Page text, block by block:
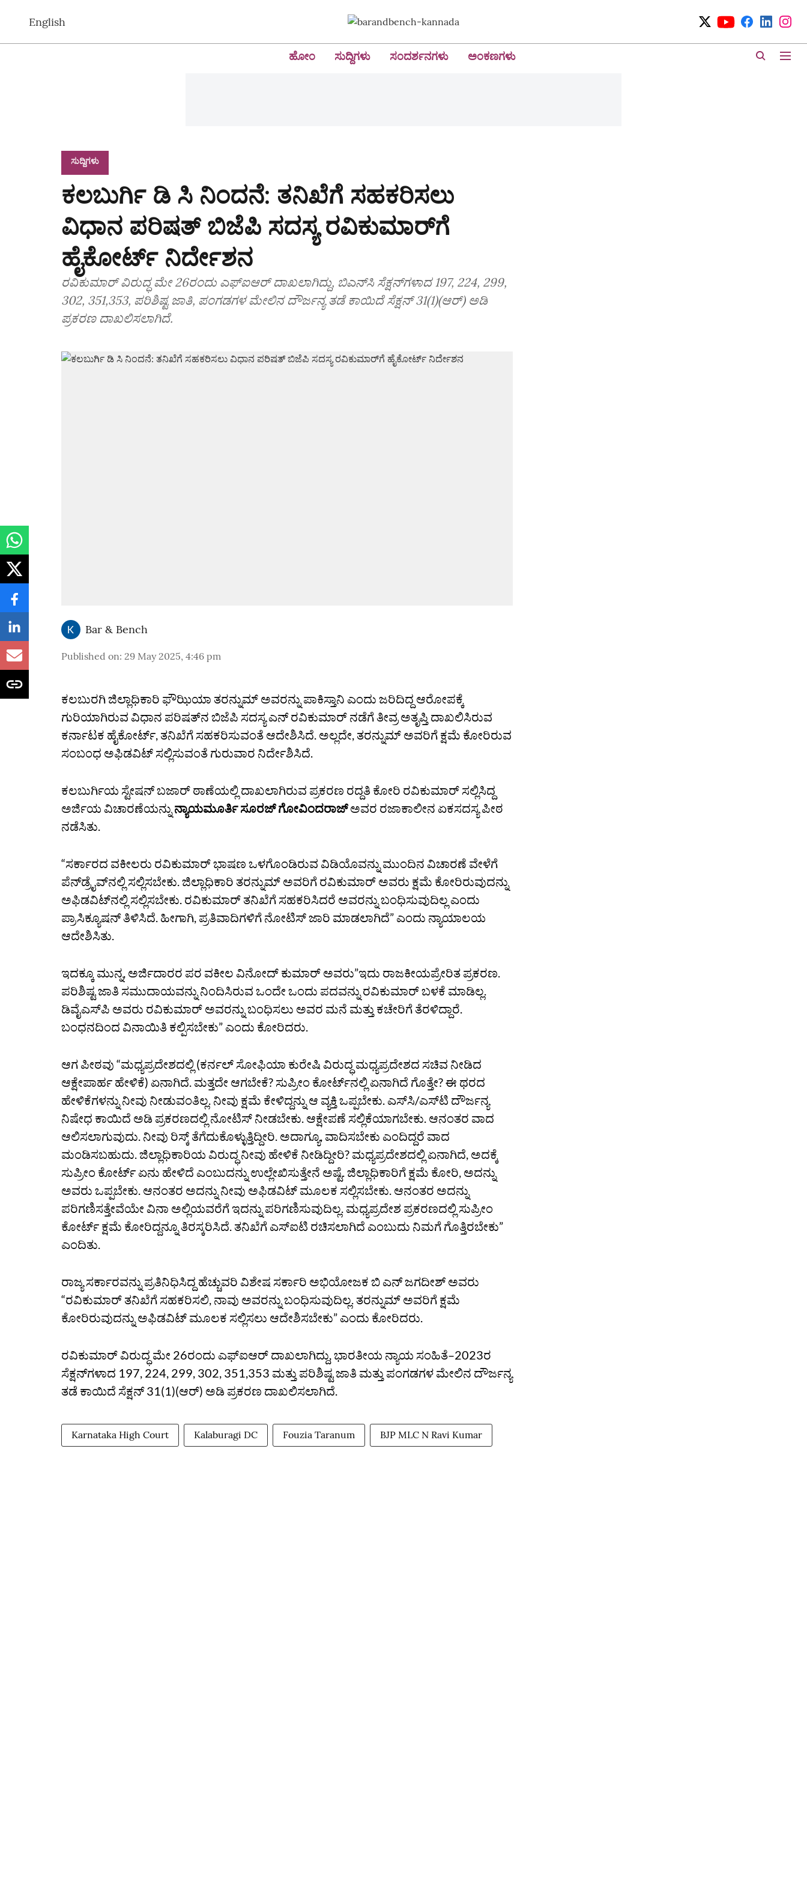
English
ಹೋಂ ಸುದ್ದಿಗಳು ಸಂದರ್ಶನಗಳು ಅಂಕಣಗಳು
ಸುದ್ದಿಗಳು
ಕಲಬುರ್ಗಿ ಡಿ ಸಿ ನಿಂದನೆ: ತನಿಖೆಗೆ ಸಹಕರಿಸಲು
ವಿಧಾನ ಪರಿಷತ್‌ ಬಿಜೆಪಿ ಸದಸ್ಯ ರವಿಕುಮಾರ್‌ಗೆ
ಹೈಕೋರ್ಟ್‌ ನಿರ್ದೇಶನ
ರವಿಕುಮಾರ್ ವಿರುದ್ಧ ಮೇ 26ರಂದು ಎಫ್‌ಐಆರ್‌ ದಾಖಲಾಗಿದ್ದು, ಬಿಎನ್‌ಸಿ ಸೆಕ್ಷನ್‌ಗಳಾದ 197, 224, 299,
302, 351,353, ಪರಿಶಿಷ್ಟ ಜಾತಿ, ಪಂಗಡಗಳ ಮೇಲಿನ ದೌರ್ಜನ್ಯ ತಡೆ ಕಾ‌ಯಿದೆ ಸೆಕ್ಷನ್‌ 31(1)(ಆರ್‌) ಅಡಿ
ಪ್ರಕರಣ ದಾಖಲಿಸಲಾಗಿದೆ.
Bar & Bench
Published on: 29 May 2025, 4:46 pm
ಕಲಬುರಗಿ ಜಿಲ್ಲಾಧಿಕಾರಿ ಫೌಝಿಯಾ ತರನ್ನುಮ್‌ ಅವರನ್ನು ಪಾಕಿಸ್ತಾನಿ ಎಂದು ಜರಿದಿದ್ದ ಆರೋಪಕ್ಕೆ
ಗುರಿಯಾಗಿರುವ ವಿಧಾನ ಪರಿಷತ್‌ನ ಬಿಜೆಪಿ ಸದಸ್ಯ ಎನ್‌ ರವಿಕುಮಾರ್‌ ನಡೆಗೆ ತೀವ್ರ ಅತೃಪ್ತಿ ದಾಖಲಿಸಿರುವ
ಕರ್ನಾಟಕ ಹೈಕೋರ್ಟ್, ತನಿಖೆಗೆ ಸಹಕರಿಸುವಂತೆ ಆದೇಶಿಸಿದೆ. ಅಲ್ಲದೇ, ತರನ್ನುಮ್‌ ಅವರಿಗೆ ಕ್ಷಮೆ ಕೋರಿರುವ
ಸಂಬಂಧ ಅಫಿಡವಿಟ್‌ ಸಲ್ಲಿಸುವಂತೆ ಗುರುವಾರ ನಿರ್ದೇಶಿಸಿದೆ.
ಕಲಬುರ್ಗಿಯ ಸ್ಟೇಷನ್‌ ಬಜಾರ್‌ ಠಾಣೆಯಲ್ಲಿ ದಾಖಲಾಗಿರುವ ಪ್ರಕರಣ ರದ್ದತಿ ಕೋರಿ ರವಿಕುಮಾರ್‌ ಸಲ್ಲಿಸಿದ್ದ
ಅರ್ಜಿಯ ವಿಚಾರಣೆಯನ್ನು ನ್ಯಾಯಮೂರ್ತಿ ಸೂರಜ್ ಗೋವಿಂದರಾಜ್‌ಅವರ ರಜಾಕಾಲೀನ ಏಕಸದಸ್ಯ ಪೀಠ
ನಡೆಸಿತು.
“ಸರ್ಕಾರದ ವಕೀಲರು ರವಿಕುಮಾರ್‌ ಭಾಷಣ ಒಳಗೊಂಡಿರುವ ವಿಡಿಯೊವನ್ನು ಮುಂದಿನ ವಿಚಾರಣೆ ವೇಳೆಗೆ
ಪೆನ್‌ಡ್ರೈವ್‌ನಲ್ಲಿ ಸಲ್ಲಿಸಬೇಕು. ಜಿಲ್ಲಾಧಿಕಾರಿ ತರನ್ನುಮ್‌ ಅವರಿಗೆ ರವಿಕುಮಾರ್‌ ಅವರು ಕ್ಷಮೆ ಕೋರಿರುವುದನ್ನು
ಅಫಿಡವಿಟ್‌ನಲ್ಲಿ ಸಲ್ಲಿಸಬೇಕು. ರವಿಕುಮಾರ್‌ ತನಿಖೆಗೆ ಸಹಕರಿಸಿದರೆ ಅವರನ್ನು ಬಂಧಿಸುವುದಿಲ್ಲ ಎಂದು
ಪ್ರಾಸಿಕ್ಯೂಷನ್‌ ತಿಳಿಸಿದೆ. ಹೀಗಾಗಿ, ಪ್ರತಿವಾದಿಗಳಿಗೆ ನೋಟಿಸ್‌ ಜಾರಿ ಮಾಡಲಾಗಿದೆ” ಎಂದು ನ್ಯಾಯಾಲಯ
ಆದೇಶಿಸಿತು.
ಇದಕ್ಕೂ ಮುನ್ನ, ಅರ್ಜಿದಾರರ ಪರ ವಕೀಲ ವಿನೋದ್‌ ಕುಮಾರ್‌ ಅವರು”ಇದು ರಾಜಕೀಯಪ್ರೇರಿತ ಪ್ರಕರಣ.
ಪರಿಶಿಷ್ಟ ಜಾತಿ ಸಮುದಾಯವನ್ನು ನಿಂದಿಸಿರುವ ಒಂದೇ ಒಂದು ಪದವನ್ನು ರವಿಕುಮಾರ್‌ ಬಳಕೆ ಮಾಡಿಲ್ಲ.
ಡಿವೈಎಸ್‌ಪಿ ಅವರು ರವಿಕುಮಾರ್‌ ಅವರನ್ನು ಬಂಧಿಸಲು ಅವರ ಮನೆ ಮತ್ತು ಕಚೇರಿಗೆ ತೆರಳಿದ್ದಾರೆ.
ಬಂಧನದಿಂದ ವಿನಾಯಿತಿ ಕಲ್ಪಿಸಬೇಕು” ಎಂದು ಕೋರಿದರು.
ಆಗ ಪೀಠವು “ಮಧ್ಯಪ್ರದೇಶದಲ್ಲಿ (ಕರ್ನಲ್‌ ಸೋಫಿಯಾ ಕುರೇಷಿ ವಿರುದ್ಧ ಮಧ್ಯಪ್ರದೇಶದ ಸಚಿವ ನೀಡಿದ
ಆಕ್ಷೇಪಾರ್ಹ ಹೇಳಿಕೆ) ಏನಾಗಿದೆ. ಮತ್ತದೇ ಆಗಬೇಕೆ? ಸುಪ್ರೀಂ ಕೋರ್ಟ್‌ನಲ್ಲಿ ಏನಾಗಿದೆ ಗೊತ್ತೇ? ಈ ಥರದ
ಹೇಳಿಕೆಗಳನ್ನು ನೀವು ನೀಡುವಂತಿಲ್ಲ. ನೀವು ಕ್ಷಮೆ ಕೇಳಿದ್ದನ್ನು ಆ ವ್ಯಕ್ತಿ ಒಪ್ಪಬೇಕು. ಎಸ್‌ಸಿ/ಎಸ್‌ಟಿ ದೌರ್ಜನ್ಯ
ನಿಷೇಧ ಕಾಯಿದೆ ಅಡಿ ಪ್ರಕರಣದಲ್ಲಿ ನೋಟಿಸ್‌ ನೀಡಬೇಕು. ಆಕ್ಷೇಪಣೆ ಸಲ್ಲಿಕೆಯಾಗಬೇಕು. ಆನಂತರ ವಾದ
ಆಲಿಸಲಾಗುವುದು. ನೀವು ರಿಸ್ಕ್‌ ತೆಗೆದುಕೊಳ್ಳುತ್ತಿದ್ದೀರಿ. ಅದಾಗ್ಯೂ, ವಾದಿಸಬೇಕು ಎಂದಿದ್ದರೆ ವಾದ
ಮಂಡಿಸಬಹುದು. ಜಿಲ್ಲಾಧಿಕಾರಿಯ ವಿರುದ್ಧ ನೀವು ಹೇಳಿಕೆ ನೀಡಿದ್ದೀರಿ? ಮಧ್ಯಪ್ರದೇಶದಲ್ಲಿ ಏನಾಗಿದೆ, ಅದಕ್ಕೆ
ಸುಪ್ರೀಂ ಕೋರ್ಟ್‌ ಏನು ಹೇಳಿದೆ ಎಂಬುದನ್ನು ಉಲ್ಲೇಖಿಸುತ್ತೇನೆ ಅಷ್ಟೆ. ಜಿಲ್ಲಾಧಿಕಾರಿಗೆ ಕ್ಷಮೆ ಕೋರಿ, ಅದನ್ನು
ಅವರು ಒಪ್ಪಬೇಕು. ಆನಂತರ ಅದನ್ನು ನೀವು ಅಫಿಡವಿಟ್‌ ಮೂಲಕ ಸಲ್ಲಿಸಬೇಕು. ಆನಂತರ ಅದನ್ನು
ಪರಿಗಣಿಸತ್ತೇವೆಯೇ ವಿನಾ ಅಲ್ಲಿಯವರೆಗೆ ಇದನ್ನು ಪರಿಗಣಿಸುವುದಿಲ್ಲ. ಮಧ್ಯಪ್ರದೇಶ ಪ್ರಕರಣದಲ್ಲಿ ಸುಪ್ರೀಂ
ಕೋರ್ಟ್‌ ಕ್ಷಮೆ ಕೋರಿದ್ದನ್ನೂ ತಿರಸ್ಕರಿಸಿದೆ. ತನಿಖೆಗೆ ಎಸ್‌ಐಟಿ ರಚಿಸಲಾಗಿದೆ ಎಂಬುದು ನಿಮಗೆ ಗೊತ್ತಿರಬೇಕು”
ಎಂದಿತು.
ರಾಜ್ಯ ಸರ್ಕಾರವನ್ನು ಪ್ರತಿನಿಧಿಸಿದ್ದ ಹೆಚ್ಚುವರಿ ವಿಶೇಷ ಸರ್ಕಾರಿ ಅಭಿಯೋಜಕ ಬಿ ಎನ್‌ ಜಗದೀಶ್‌ ಅವರು
“ರವಿಕುಮಾರ್‌ ತನಿಖೆಗೆ ಸಹಕರಿಸಲಿ, ನಾವು ಅವರನ್ನು ಬಂಧಿಸುವುದಿಲ್ಲ. ತರನ್ನುಮ್‌ ಅವರಿಗೆ ಕ್ಷಮೆ
ಕೋರಿರುವುದನ್ನು ಅಫಿಡವಿಟ್‌ ಮೂಲಕ ಸಲ್ಲಿಸಲು ಆದೇಶಿಸಬೇಕು” ಎಂದು ಕೋರಿದರು.
ರವಿಕುಮಾರ್ ವಿರುದ್ಧ ಮೇ 26ರಂದು ಎಫ್‌ಐಆರ್‌ ದಾಖಲಾಗಿದ್ದು, ಭಾರತೀಯ ನ್ಯಾಯ ಸಂಹಿತೆ–2023ರ
ಸೆಕ್ಷನ್‌ಗಳಾದ 197, 224, 299, 302, 351,353 ಮತ್ತು ಪರಿಶಿಷ್ಟ ಜಾತಿ ಮತ್ತು ಪಂಗಡಗಳ ಮೇಲಿನ ದೌರ್ಜನ್ಯ
ತಡೆ ಕಾ‌ಯಿದೆ ಸೆಕ್ಷನ್‌ 31(1)(ಆರ್‌) ಅಡಿ ಪ್ರಕರಣ ದಾಖಲಿಸಲಾಗಿದೆ.
Karnataka High Court Kalaburagi DC Fouzia Taranum BJP MLC N Ravi Kumar